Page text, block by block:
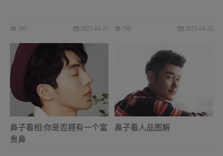
780 2025-04-25 730 2025-04-25
鼻子看相:你是否拥有一个富
贵鼻
鼻子看人品图解